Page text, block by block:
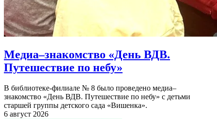
Медиа–знакомство «День ВДВ.
Путешествие по небу»
В библиотеке-филиале № 8 было проведено медиа–
знакомство «День ВДВ. Путешествие по небу» с детьми
старшей группы детского сада «Вишенка».
6 август 2026